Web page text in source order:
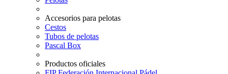
Accesorios para pelotas
Cestos
Tubos de pelotas
Pascal Box
Productos oficiales